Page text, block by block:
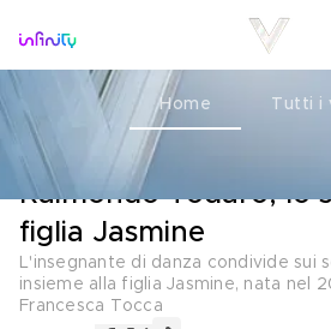
Home Tutti i
PADRI E FIGLIE
Raimondo Todaro, lo
figlia Jasmine
L'insegnante di danza condivide sui
insieme alla figlia Jasmine, nata nel
Francesca Tocca